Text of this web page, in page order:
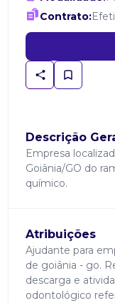
Contrato:
Descrição
Empresa
Goiânia/GO do
químico.
Atribuições
Ajudante para
de goiânia - go.
descarga e
odontológico